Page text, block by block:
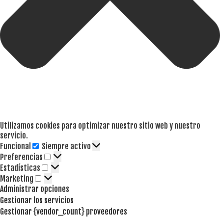
Utilizamos cookies para optimizar nuestro sitio web y nuestro
servicio.
Funcional
Funcional
Siempre activo
Preferencias
Preferencias
Estadísticas Estadísticas
Marketing Marketing
Administrar opciones
Gestionar los servicios
Gestionar {vendor_count} proveedores